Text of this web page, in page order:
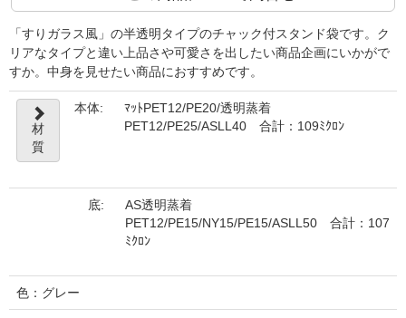
「すりガラス風」の半透明タイプのチャック付スタンド袋です。ク
リアなタイプと違い上品さや可愛さを出したい商品企画にいかがで
すか。中身を見せたい商品におすすめです。
材
質
本体:
ﾏｯﾄPET12/PE20/透明蒸着
PET12/PE25/ASLL40 合計：109ﾐｸﾛﾝ
底:
AS透明蒸着
PET12/PE15/NY15/PE15/ASLL50 合計：107
ﾐｸﾛﾝ
色：グレー